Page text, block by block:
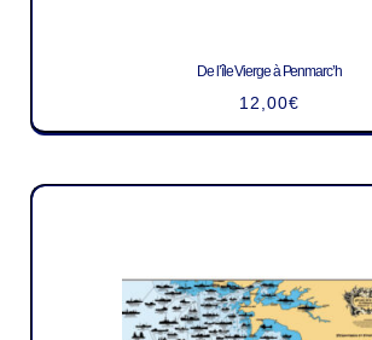
De l’île Vierge à Penmarc’h
12,00€